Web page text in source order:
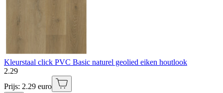
Kleurstaal click PVC Basic naturel geolied eiken houtlook
2.29
Prijs: 2.29 euro